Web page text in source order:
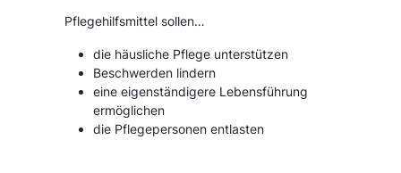
Pflegehilfsmittel sollen…
die häusliche Pflege unterstützen
Beschwerden lindern
eine eigenständigere Lebensführung
ermöglichen
die Pflegepersonen entlasten